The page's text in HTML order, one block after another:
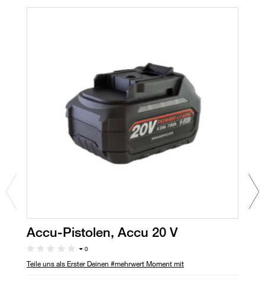
Accu-Pistolen, Accu 20 V
0
Teile uns als Erster Deinen #mehrwert Moment mit